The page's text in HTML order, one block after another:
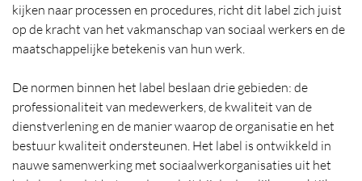
kijken naar processen en procedures, richt dit label zich juist
op de kracht van het vakmanschap van sociaal werkers en de
maatschappelijke betekenis van hun werk.
De normen binnen het label beslaan drie gebieden: de
professionaliteit van medewerkers, de kwaliteit van de
dienstverlening en de manier waarop de organisatie en het
bestuur kwaliteit ondersteunen. Het label is ontwikkeld in
nauwe samenwerking met sociaalwerkorganisaties uit het